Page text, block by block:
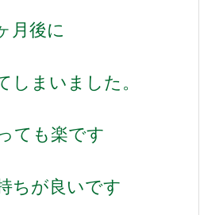
月後に
まいました。
ても楽です
ちが良いです